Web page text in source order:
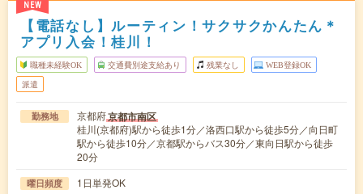
NEW
【電話なし】ルーティン！サクサクかんたん＊
アプリ入会！桂川！
職種未経験OK 交通費別途支給あり 残業なし WEB登録OK
派遣
勤務地 京都府京都市南区
桂川(京都府)駅から徒歩1分／洛西口駅から徒歩5分／向日町
駅から徒歩10分／京都駅からバス30分／東向日駅から徒歩
20分
曜日頻度 1日単発OK